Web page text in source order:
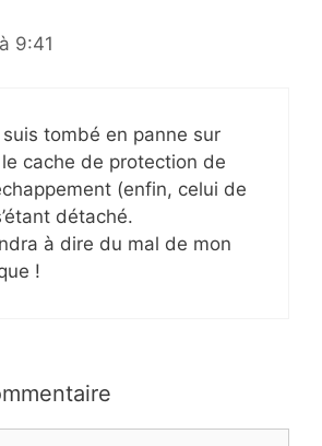
9:41
tombé en panne sur
le cache de protection de
(enfin, celui de
détaché.
à dire du mal de mon
!